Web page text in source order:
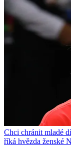
Chci chránit mladé
říká hvězda ženské